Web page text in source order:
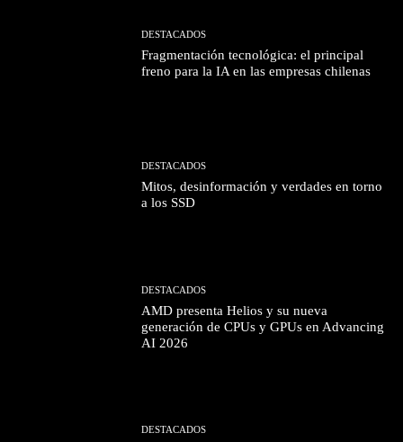
DESTACADOS
Fragmentación tecnológica: el principal
freno para la IA en las empresas chilenas
DESTACADOS
Mitos, desinformación y verdades en torno
a los SSD
DESTACADOS
AMD presenta Helios y su nueva
generación de CPUs y GPUs en Advancing
AI 2026
DESTACADOS